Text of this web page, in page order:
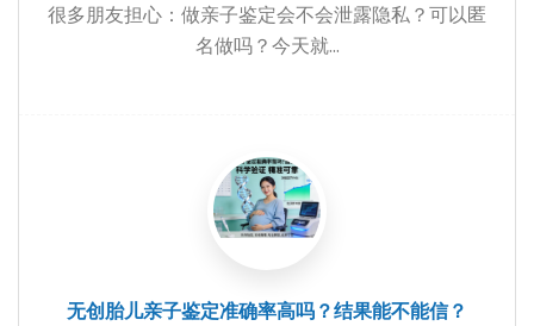
很多朋友担心：做亲子鉴定会不会泄露隐私？可以匿
名做吗？今天就...
无创胎儿亲子鉴定准确率高吗？结果能不能信？